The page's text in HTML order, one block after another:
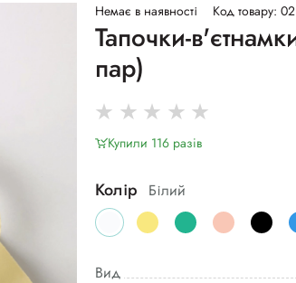
Немає в наявності Код товару:
Тапочки-
пар)
Купили 116 разiв
Колір Білий
Вид